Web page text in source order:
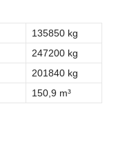
135850 kg
247200 kg
201840 kg
150,9 m³